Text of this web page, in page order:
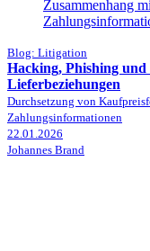
Blog: Litigation
Hacking, Phishing und
Lieferbeziehungen
Durchsetzung von
Zahlungsinformationen
22.01.2026
Johannes Brand